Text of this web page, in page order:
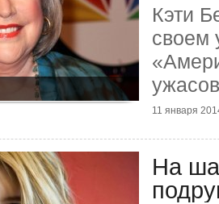
Кэти
своем
11 января
На